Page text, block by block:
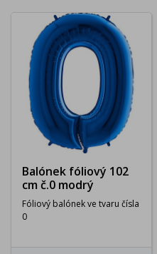
Balónek fóliový 102
cm č.0 modrý
Fóliový balónek ve tvaru čísla
0